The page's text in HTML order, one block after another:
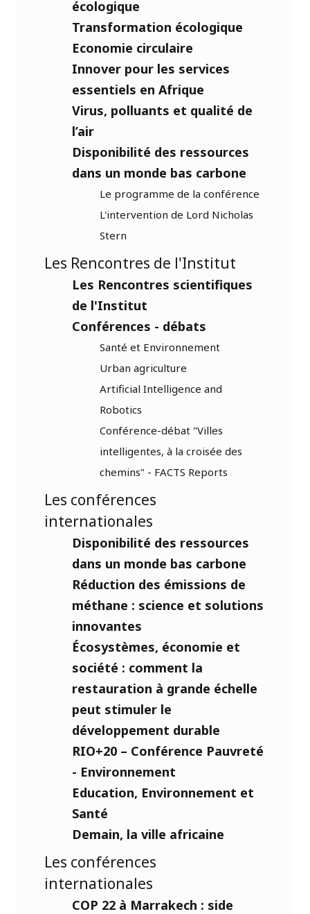
écologique
Transformation écologique
Economie circulaire
Innover pour les services
essentiels en Afrique
Virus, polluants et qualité de
l’air
Disponibilité des ressources
dans un monde bas carbone
Le programme de la conférence
L'intervention de Lord Nicholas
Stern
Les Rencontres de l'Institut
Les Rencontres scientifiques
de l'Institut
Conférences - débats
Santé et Environnement
Urban agriculture
Artificial Intelligence and
Robotics
Conférence-débat "Villes
intelligentes, à la croisée des
chemins" - FACTS Reports
Les conférences
internationales
Disponibilité des ressources
dans un monde bas carbone
Réduction des émissions de
méthane : science et solutions
innovantes
Écosystèmes, économie et
société : comment la
restauration à grande échelle
peut stimuler le
développement durable
RIO+20 – Conférence Pauvreté
- Environnement
Education, Environnement et
Santé
Demain, la ville africaine
Les conférences
internationales
COP 22 à Marrakech : side